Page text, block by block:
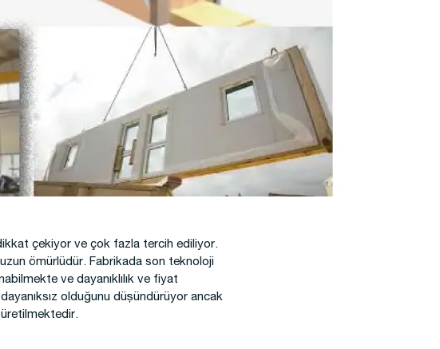
Afet Binaları Prefabrik WC Duş Binaları
çekiyor ve çok fazla tercih ediliyor.
uzun ömürlüdür. Fabrikada son teknoloji
ve dayanıklılık ve fiyat
olduğunu düşündürüyor ancak
üretilmektedir.